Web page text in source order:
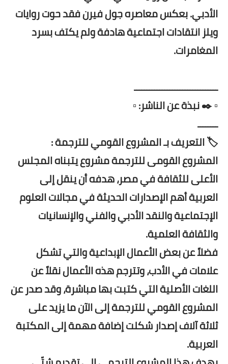
الأدبي. بعكس معاصره جول فيرن فقد حوت روايات
ويلز انتقادات اجتماعية هادفة ولم يكتف بسرد
المغامرات.
ـــــــــــــــــــــــــــــــــ
▫️ ✒️ نبذة عن الناشر: ▫️
ــــــــ
🏷️ التعريف بـ المشروع القومي للترجمة :
المشروع القومى للترجمة مشروع يتبناه المجلس
الأعلى للثقافة في مصر، هدفه أن ينقل إلى
العربية أهم الإصدارات الحديثة في مجالات العلوم
الإجتماعية والنقد الأدبي والفني والإنسانيات
والثقافة العلمية.
فضلاً عن بعض الأعمال الإبداعية والتي تشكل
علامات في الأدب، وتترجم هذه الأعمال نقلاً عن
اللغات الأصلية التي كتبت بها مباشرة، وقد صدر عن
المشروع القومي للترجمة إلى الآن ما يزيد على
ثلاثة آلاف إصدار شكلت إضافة مهمة إلى المكتبة
العربية.